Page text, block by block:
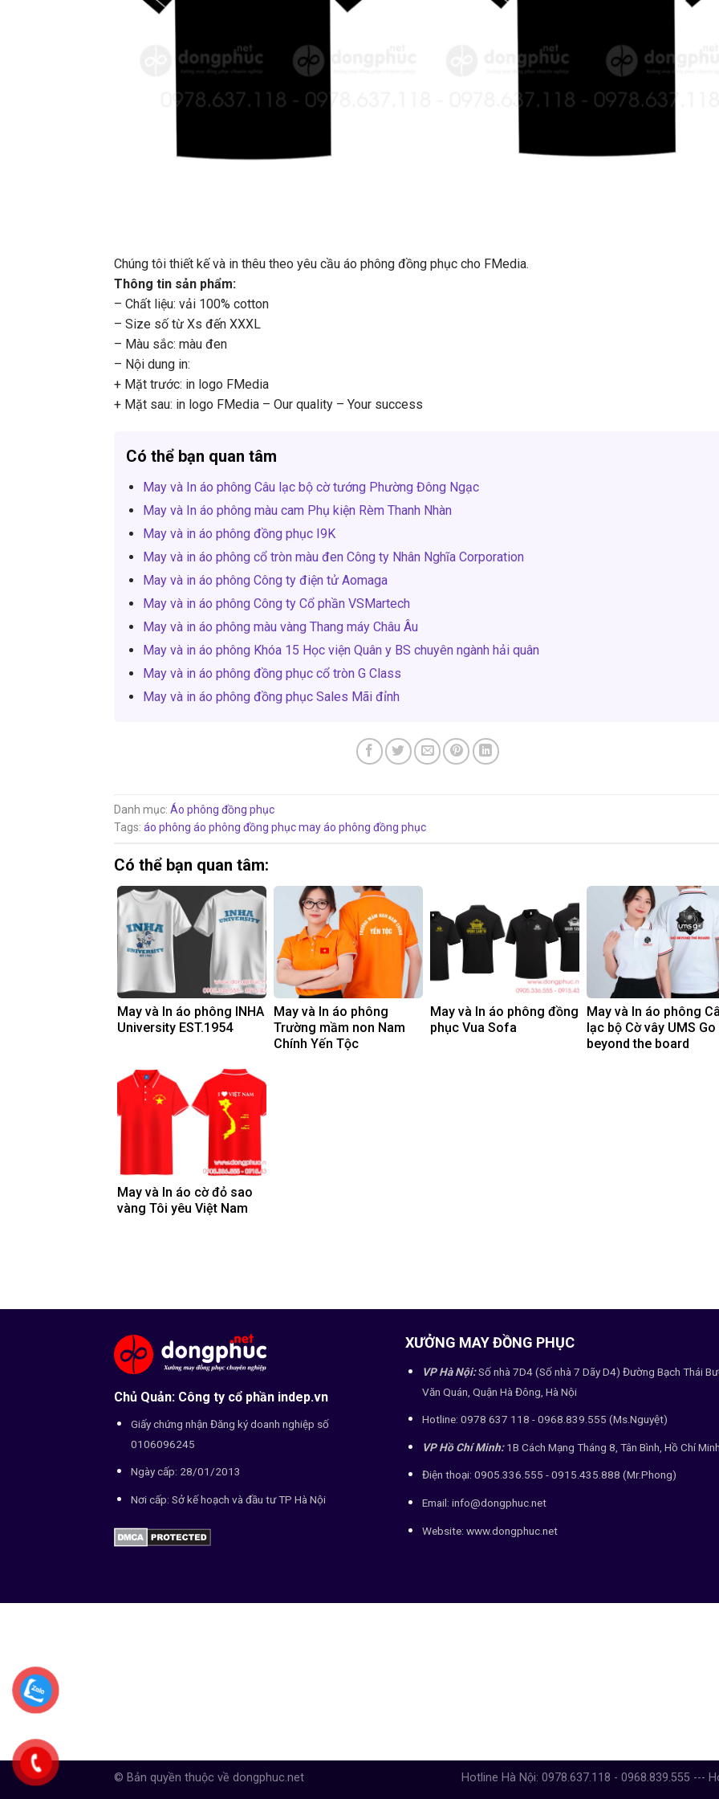
Chúng tôi thiết kế và in thêu theo yêu cầu áo phông đồng phục cho FMedia.
Thông tin sản phẩm:
– Chất liệu: vải 100% cotton
– Size số từ Xs đến XXXL
– Màu sắc: màu đen
– Nội dung in:
+ Mặt trước: in logo FMedia
+ Mặt sau: in logo FMedia – Our quality – Your success
Có thể bạn quan tâm
May và In áo phông Câu lạc bộ cờ tướng Phường Đông Ngạc
May và In áo phông màu cam Phụ kiện Rèm Thanh Nhàn
May và in áo phông đồng phục I9K
May và in áo phông cổ tròn màu đen Công ty Nhân Nghĩa Corporation
May và in áo phông Công ty điện tử Aomaga
May và in áo phông Công ty Cổ phần VSMartech
May và in áo phông màu vàng Thang máy Châu Âu
May và in áo phông Khóa 15 Học viện Quân y BS chuyên ngành hải quân
May và in áo phông đồng phục cổ tròn G Class
May và in áo phông đồng phục Sales Mãi đỉnh
Danh mục: Áo phông đồng phục
Tags: áo phông áo phông đồng phụcmay áo phông đồng phục
Có thể bạn quan tâm:
May và In áo phông INHA
University EST.1954
May và In áo phông
Trường mầm non Nam
Chính Yến Tộc
May và In áo phông đồng
phục Vua Sofa
May và In áo phông
lạc bộ Cờ vây UMS Go
beyond the board
May và In áo cờ đỏ sao
vàng Tôi yêu Việt Nam
Chủ Quản: Công ty cổ phần indep.vn
Giấy chứng nhận Đăng ký doanh nghiệp số
0106096245
Ngày cấp: 28/01/2013
Nơi cấp: Sở kế hoạch và đầu tư TP Hà Nội
XƯỞNG MAY ĐỒNG PHỤC
VP Hà Nội:Số nhà 7D4 (Số nhà 7 Dãy D4) Đường Bạch Thái
Văn Quán, Quận Hà Đông, Hà Nội
Hotline: 0978 637 118 - 0968.839.555 (Ms.Nguyệt)
VP Hồ Chí Minh:1B Cách Mạng Tháng 8, Tân Bình, Hồ Chí
Điện thoại: 0905.336.555 - 0915.435.888 (Mr.Phong)
Email: info@dongphuc.net
Website:www.dongphuc.net
Hotline Hà Nội: 0978.637.118 - 0968.839.555 ---
© Bản quyền thuộc về dongphuc.net